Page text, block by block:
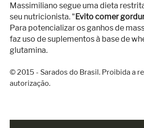
Massimiliano segue uma dieta
seu nutricionista. "Evito comer
Para potencializar os ganhos de
faz uso de suplementos à base de
glutamina.
© 2015 - Sarados do Brasil. Proibida a
autorização.